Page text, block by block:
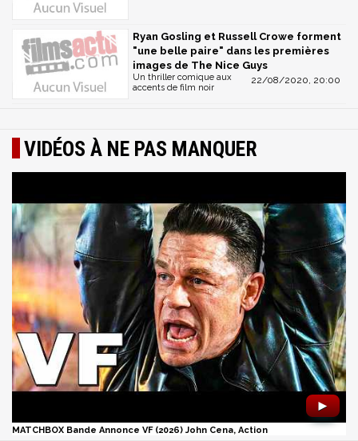
Ryan Gosling et Russell Crowe forment
"une belle paire" dans les premières
images de The Nice Guys
22/08/2020, 20:00
Un thriller comique aux
accents de film noir
VIDÉOS À NE PAS MANQUER
►
MATCHBOX Bande Annonce VF (2026) John Cena, Action